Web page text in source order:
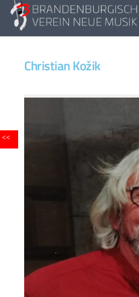
Skip to content
<<
Christian Kožik